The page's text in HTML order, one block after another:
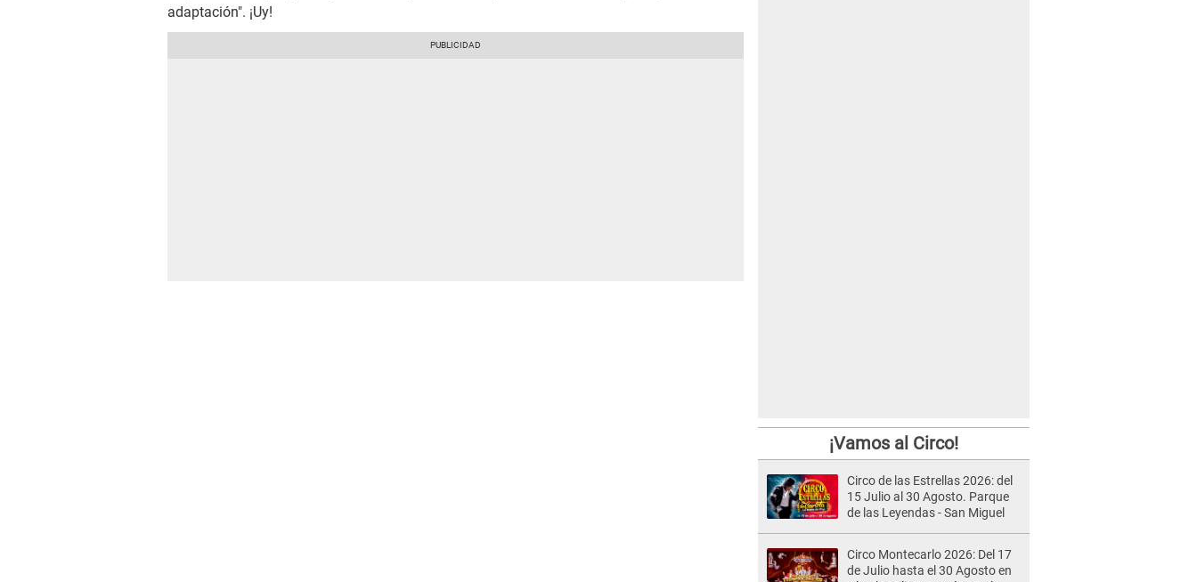
adaptación". ¡Uy!
¡Vamos al Circo!
Circo de las Estrellas 2026: del
15 Julio al 30 Agosto. Parque
de las Leyendas - San Miguel
Circo Montecarlo 2026: Del 17
de Julio hasta el 30 Agosto en